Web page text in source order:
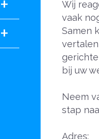
+
Wij
vaak
Samen
bij uw
Neem
stap
Adres: